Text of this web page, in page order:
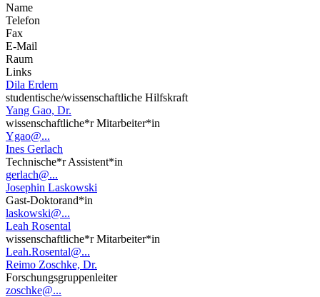
Name
Telefon
Fax
E-Mail
Raum
Links
Dila Erdem
studentische/wissenschaftliche Hilfskraft
Yang Gao, Dr.
wissenschaftliche*r Mitarbeiter*in
Ygao@...
Ines Gerlach
Technische*r Assistent*in
gerlach@...
Josephin Laskowski
Gast-Doktorand*in
laskowski@...
Leah Rosental
wissenschaftliche*r Mitarbeiter*in
Leah.Rosental@...
Reimo Zoschke, Dr.
Forschungsgruppenleiter
zoschke@...